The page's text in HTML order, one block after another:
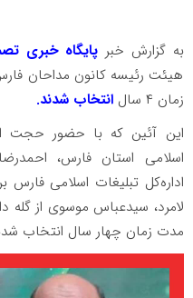
به گزارش خبر پایگاه خبری
هیئت رئیسه کانون مداحان
زمان ۴ سال
انتخاب شدند.
این آئین که با حضور حجت
اسلامی استان فارس،
اداره‌کل تبلیغات اسلامی فارس
لامرد، سیدعباس موسوی از گله
مدت زمان چهار سال انتخاب